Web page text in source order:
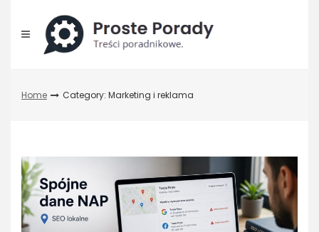
content
Home Category: Marketing i reklama